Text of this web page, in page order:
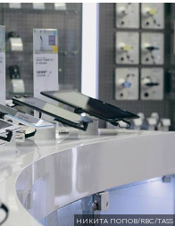
НИКИТА ПОПОВ/RBC/TASS